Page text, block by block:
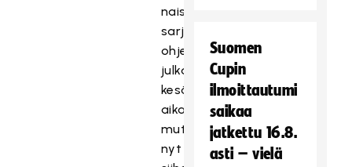
naisten
sarjan
ohjelmaa
julkaistu
kesäkuun
aikana,
mutta
nyt
Suomen
Cupin
ilmoittautumi
saikaa
jatkettu 16.8.
asti – vielä